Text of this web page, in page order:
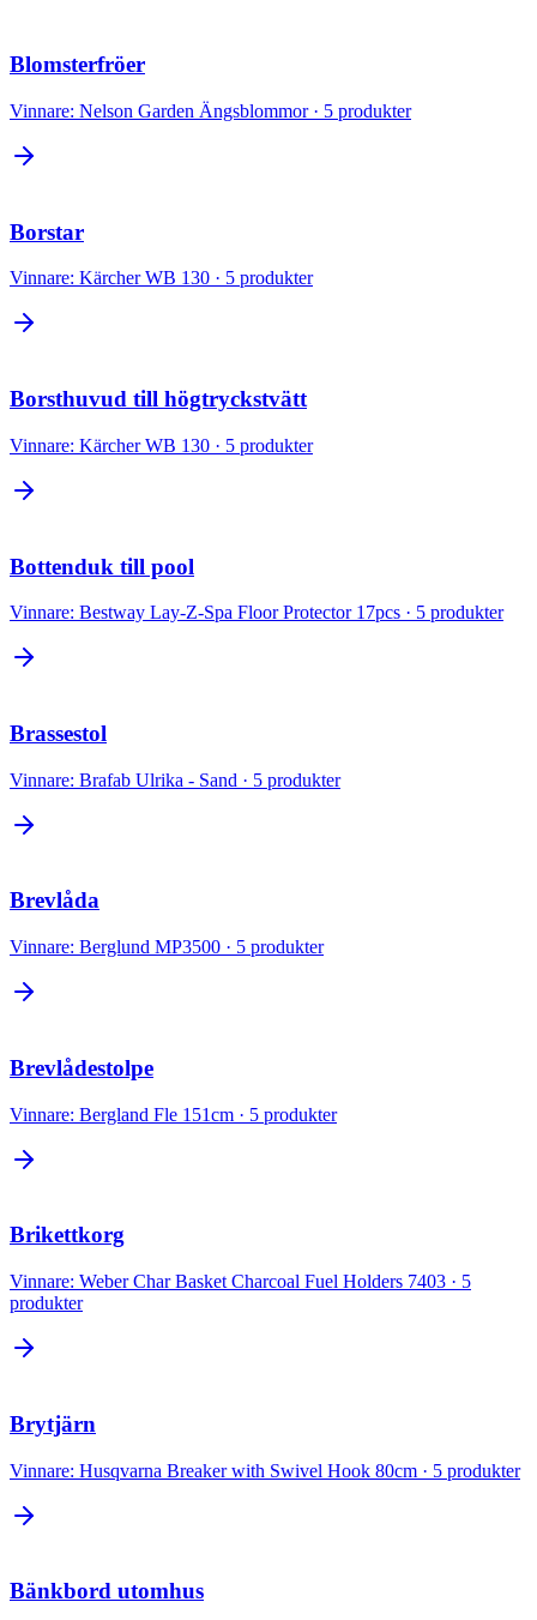
Blomsterfröer
Vinnare: Nelson Garden Ängsblommor· 5 produkter
Borstar
Vinnare: Kärcher WB 130 · 5 produkter
Borsthuvud till högtryckstvätt
Vinnare: Kärcher WB 130 · 5 produkter
Bottenduk till pool
Vinnare: Bestway Lay-Z-Spa Floor Protector 17pcs · 5 produkter
Brassestol
Vinnare: Brafab Ulrika - Sand · 5 produkter
Brevlåda
Vinnare: Berglund MP3500 · 5 produkter
Brevlådestolpe
Vinnare: Bergland Fle 151cm · 5 produkter
Brikettkorg
Vinnare: Weber Char Basket Charcoal Fuel Holders 7403 · 5
produkter
Brytjärn
Vinnare: Husqvarna Breaker with Swivel Hook 80cm · 5 produkter
Bänkbord utomhus